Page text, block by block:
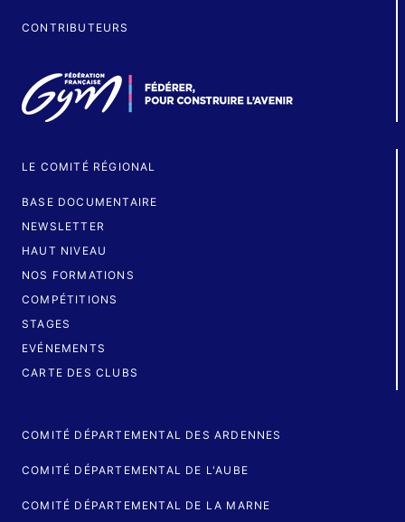
CONTRIBUTEURS
LE COMITÉ RÉGIONAL
BASE DOCUMENTAIRE
NEWSLETTER
HAUT NIVEAU
NOS FORMATIONS
COMPÉTITIONS
STAGES
EVÉNEMENTS
CARTE DES CLUBS
COMITÉ DÉPARTEMENTAL DES ARDENNES
COMITÉ DÉPARTEMENTAL DE L'AUBE
COMITÉ DÉPARTEMENTAL DE LA MARNE